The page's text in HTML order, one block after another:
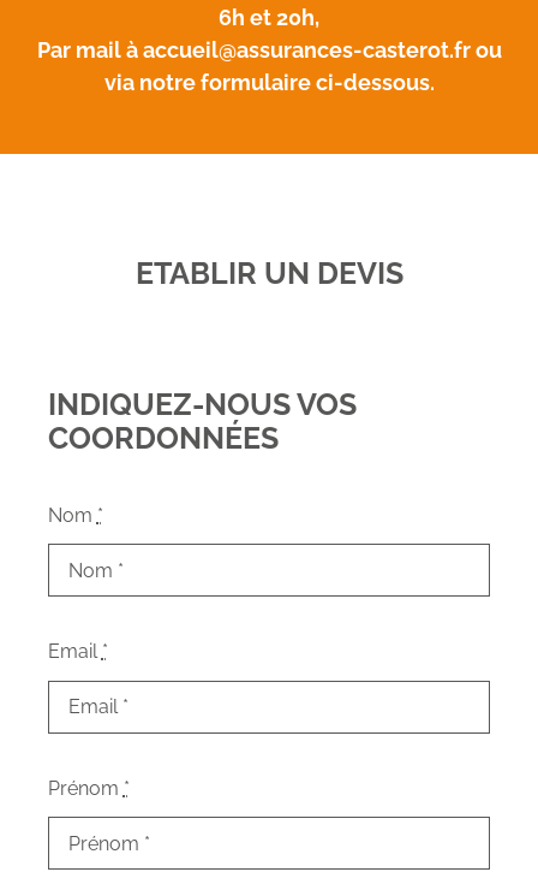
6h et 20h,
Par mail àaccueil@assurances-casterot.frou
via notre formulaire ci-dessous.
ETABLIR UN DEVIS
INDIQUEZ-NOUS VOS
COORDONNÉES
Nom *
Email *
Prénom *